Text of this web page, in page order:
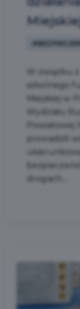
W związku
szkolnego
Miejskiej w
Wydziału
Powiatowej
prowadzili
drogach....